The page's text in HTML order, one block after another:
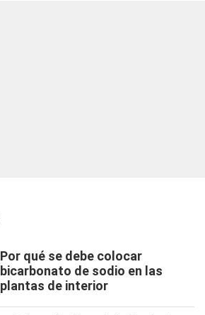
Por qué se debe colocar
bicarbonato de sodio en las
plantas de interior